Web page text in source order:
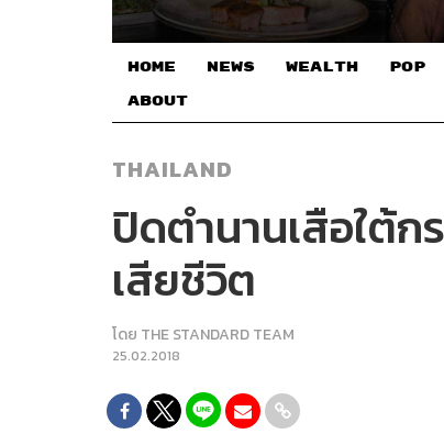
HOME NEWS WEALTH POP
ABOUT
THAILAND
ปิดตำนานเสือใต้
เสียชีวิต
โดย THE STANDARD TEAM
25.02.2018